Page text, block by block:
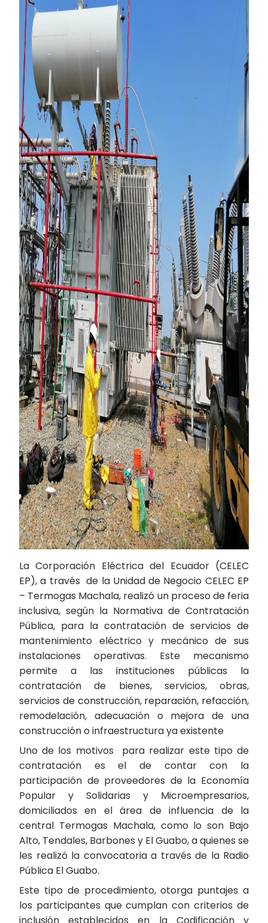
La Corporación Eléctrica del Ecuador (CELEC
EP), a través de la Unidad de Negocio CELEC EP
– Termogas Machala, realizó un proceso de feria
inclusiva, según la Normativa de Contratación
Pública, para la contratación de servicios de
mantenimiento eléctrico y mecánico de sus
instalaciones operativas. Este mecanismo
permite a las instituciones públicas la
contratación de bienes, servicios, obras,
servicios de construcción, reparación, refacción,
remodelación, adecuación o mejora de una
construcción o infraestructura ya existente
Uno de los motivos para realizar este tipo de
contratación es el de contar con la
participación de proveedores de la Economía
Popular y Solidarias y Microempresarios,
domiciliados en el área de influencia de la
central Termogas Machala, como lo son Bajo
Alto, Tendales, Barbones y El Guabo, a quienes se
les realizó la convocatoria a través de la Radio
Pública El Guabo.
Este tipo de procedimiento, otorga puntajes a
los participantes que cumplan con criterios de